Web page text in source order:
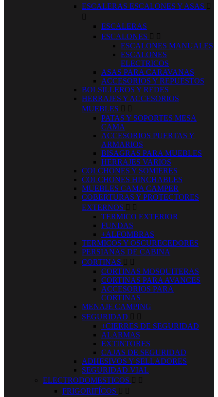
ESCALERAS ESCALONES Y ASAS 

ESCALERAS
ESCALONES  
ESCALONES MANUALES
ESCALONES
ELECTRICOS
ASAS PARA CARAVANAS
ACCESORIOS Y REPUESTOS
BOLSILLEROS Y REDES
HERRAJES Y ACCESORIOS
MUEBLES  
PATAS Y SOPORTES MESA
CAMA
ACCESORIOS PUERTAS Y
ARMARIOS
BISAGRAS PARA MUEBLES
HERRAJES VARIOS
COLCHONES Y SOMIERES
COLCHONES HINCHABLES
MUEBLES CAMA CAMPER
COBERTURAS Y PROTECTORES
EXTERNOS  
TERMICO EXTERIOR
FUNDAS
+ALFOMBRAS
TERMICOS Y OSCURECEDORES
PERSIANAS DE CABINA
CORTINAS  
CORTINAS MOSQUITERAS
CORTINAS PARA AVANCES
ACCESORIOS PARA
CORTINAS
MENAJE CAMPING
SEGURIDAD  
+CIERRES DE SEGURIDAD
ALARMAS
EXTINTORES
CAJAS DE SEGURIDAD
ADHESIVOS Y SELLADORES
SEGURIDAD VIAL
ELECTRODOMESTICOS  
FRIGORIFÍCOS  